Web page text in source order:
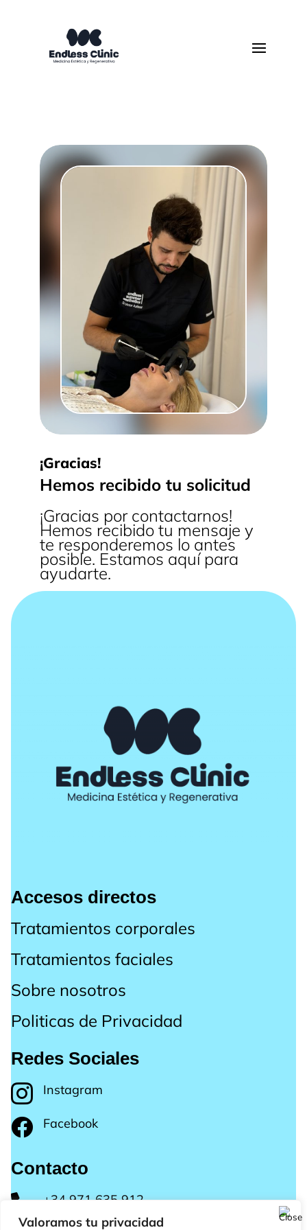
Valoramos tu privacidad
¡Gracias!
Hemos recibido tu solicitud
¡Gracias por contactarnos!
Hemos recibido tu mensaje y
te responderemos lo antes
posible. Estamos aquí para
ayudarte.
Accesos directos
Tratamientos corporales
Tratamientos faciales
Sobre nosotros
Politicas de Privacidad
Redes Sociales
 Instagram
 Facebook
Contacto
 +34 971 635 912